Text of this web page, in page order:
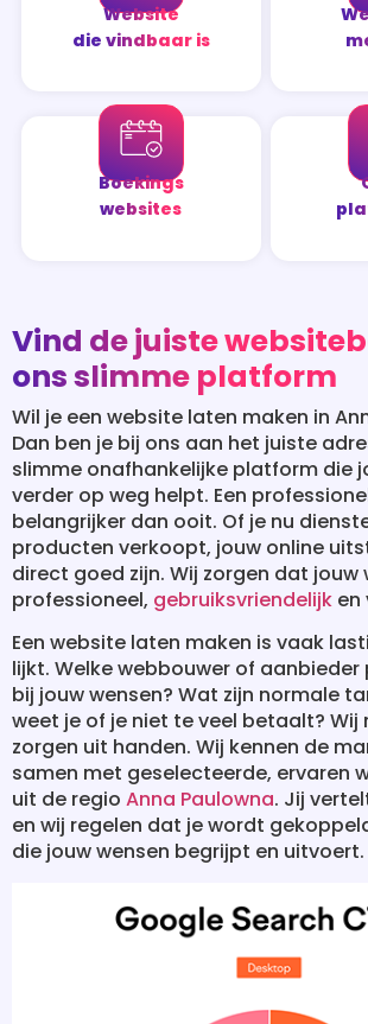
Website
die vindbaar is
Boekings
websites
Vind de juiste
ons slimme platform
Wil je een website laten maken in
Dan ben je bij ons aan het juiste
slimme onafhankelijke platform die
verder op weg helpt. Een
belangrijker dan ooit. Of je nu
producten verkoopt, jouw online
direct goed zijn. Wij zorgen dat jouw
professioneel, gebruiksvriendelijk en
Een website laten maken is vaak
lijkt. Welke webbouwer of
bij jouw wensen? Wat zijn normale
weet je of je niet te veel betaalt? Wij
zorgen uit handen. Wij kennen de
samen met geselecteerde, ervaren
uit de regio Anna Paulowna. Jij
en wij regelen dat je wordt
die jouw wensen begrijpt en uitvoert.